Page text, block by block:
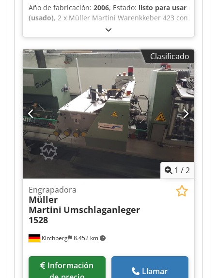
Año de fabricación: 2006, Estado: listo para usar
(usado), 2 x Müller Martini Warenkkeber 423 con
Robatech Hotmelt Concept B 5/2, año 2006
Credpexfwvqjfx Ag Esf para Müller Martini
Tempo grapadora de caballete. En buen estado
Clasificado
1 /2
Kirchberg 8.452 km
Engrapadora
Müller
Martini Umschlaganleger
1528
Llamar